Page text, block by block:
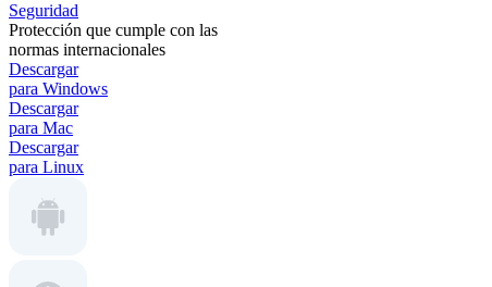
Seguridad
Protección que cumple con las
normas internacionales
Descargar
para Windows
Descargar
para Mac
Descargar
para Linux